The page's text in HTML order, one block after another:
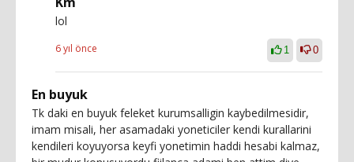
lol
6 yıl önce 1 0
En buyuk
Tk daki en buyuk feleket kurumsalligin kaybedilmesidir,
imam misali, her asamadaki yoneticiler kendi kurallarini
kendileri koyuyorsa keyfi yonetimin haddi hesabi kalmaz,